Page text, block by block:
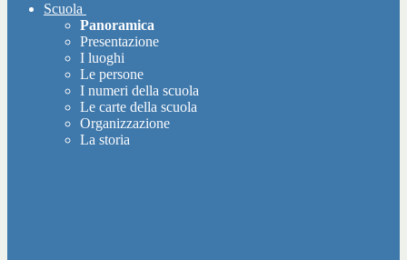
Scuola
Panoramica
Presentazione
I luoghi
Le persone
I numeri della scuola
Le carte della scuola
Organizzazione
La storia